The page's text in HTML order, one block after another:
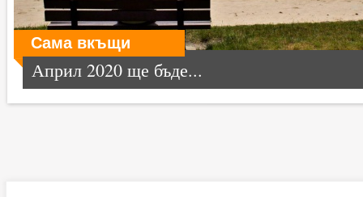
Сама вкъщи
Април 2020 ще бъде...